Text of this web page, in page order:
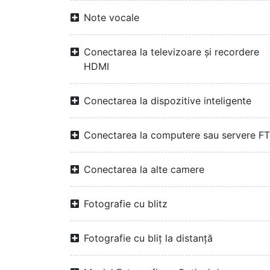
Note vocale
Conectarea la televizoare și recordere
HDMI
Conectarea la dispozitive inteligente
Conectarea la computere sau servere
Conectarea la alte camere
Fotografie cu blitz
Fotografie cu bliț la distanță